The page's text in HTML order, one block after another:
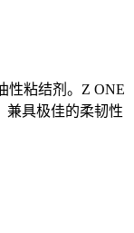
性粘结剂。Z ONE
兼具极佳的柔韧性